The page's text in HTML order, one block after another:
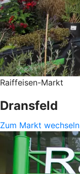
Raiffeisen-Markt
Dransfeld
Zum Markt wechseln